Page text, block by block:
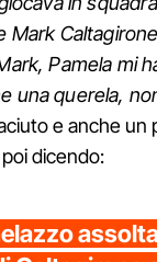
Mark
Pamela mi
una querela,
e anche
dicendo: